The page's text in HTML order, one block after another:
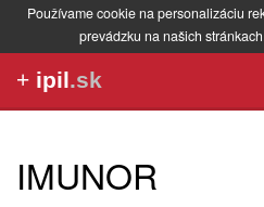
Používame cookie na personalizáciu
prevádzku na našich
+ ipil.sk
IMUNOR